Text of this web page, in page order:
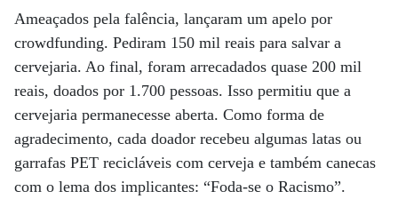
Ameaçados pela falência, lançaram um apelo por
crowdfunding. Pediram 150 mil reais para salvar a
cervejaria. Ao final, foram arrecadados quase 200 mil
reais, doados por 1.700 pessoas. Isso permitiu que a
cervejaria permanecesse aberta. Como forma de
agradecimento, cada doador recebeu algumas latas ou
garrafas PET recicláveis ​​com cerveja e também canecas
com o lema dos implicantes: “Foda-se o Racismo”.